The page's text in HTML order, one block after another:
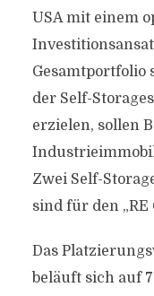
USA mit einem
Gesamtportfolio
der Self-
erzielen, sollen
Zwei Self-
sind für den
Das
beläuft sich auf